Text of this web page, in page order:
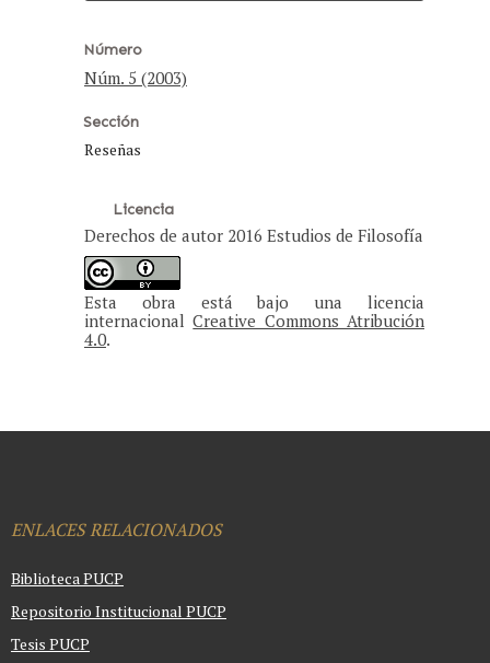
Número
Núm. 5 (2003)
Sección
Reseñas
Licencia
Derechos de autor 2016 Estudios de Filosofía
Esta obra está bajo una licencia
internacionalCreative Commons Atribución
4.0.
ENLACES RELACIONADOS
Biblioteca PUCP
Repositorio Institucional PUCP
Tesis PUCP